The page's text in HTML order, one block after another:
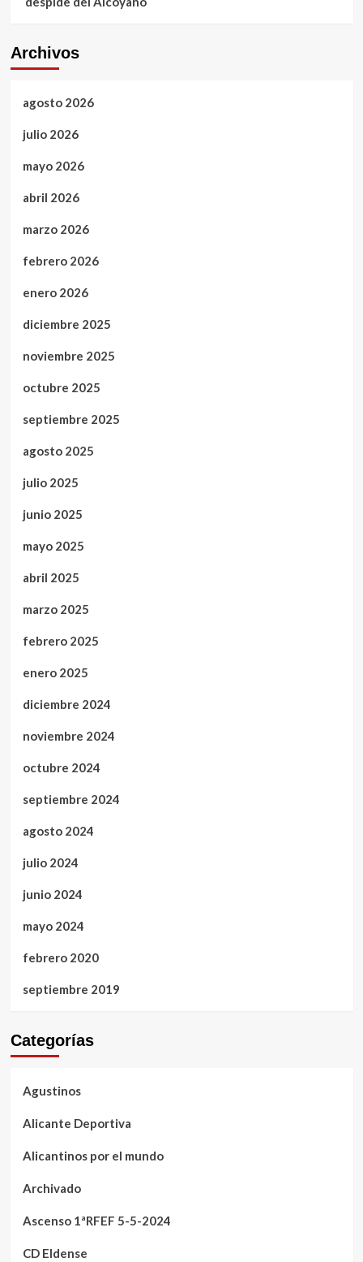
Archivos
agosto 2026
julio 2026
mayo 2026
abril 2026
marzo 2026
febrero 2026
enero 2026
diciembre 2025
noviembre 2025
octubre 2025
septiembre 2025
agosto 2025
julio 2025
junio 2025
mayo 2025
abril 2025
marzo 2025
febrero 2025
enero 2025
diciembre 2024
noviembre 2024
octubre 2024
septiembre 2024
agosto 2024
julio 2024
junio 2024
mayo 2024
febrero 2020
septiembre 2019
Categorías
Agustinos
Alicante Deportiva
Alicantinos por el mundo
Archivado
Ascenso 1ªRFEF 5-5-2024
CD Eldense